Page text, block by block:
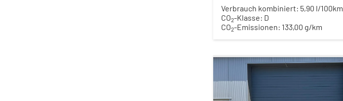
Verbrauch kombiniert: 5,90 l/100km
CO2-Klasse: D
CO2-Emissionen: 133,00 g/km